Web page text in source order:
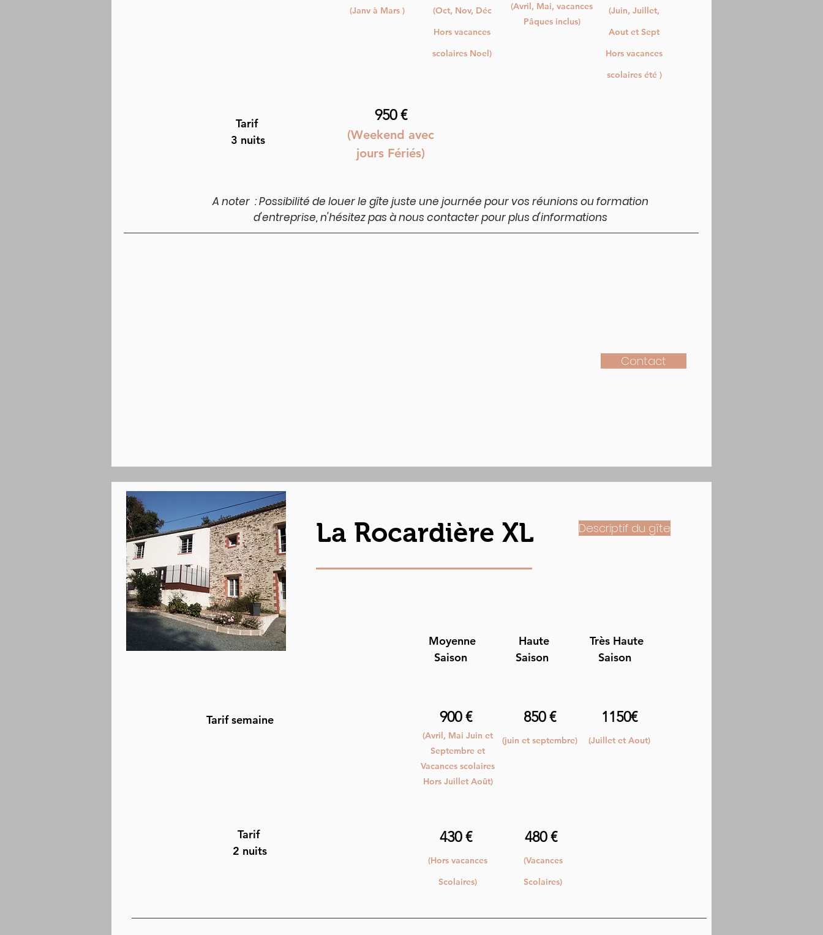
(Janv à Mars )
(Oct, Nov, Déc
Hors vacances
scolaires Noel)
(Avril, Mai, vacances
Pâques inclus)
(Juin, Juillet,
Aout et Sept
Hors vacances
scolaires été )
Tarif
3 nuits
950 €
(Weekend avec
jours Fériés)
A noter : Possibilité de louer le gîte juste une journée pour vos réunions ou formation
d'entreprise, n'hésitez pas à nous contacter pour plus d'informations
Contact
La Rocardière XL
Tarif semaine
Tarif
2 nuits
Moyenne
Saison
Haute
Saison
Très Haute
Saison
900 €
(Avril, Mai Juin et
Septembre et
Vacances scolaires
Hors Juillet Août)
850 €
(juin et septembre)
1150€
(Juillet et Aout)
430 €
(Hors vacances
Scolaires)
480 €
(Vacances
Scolaires)
Descriptif du gîte